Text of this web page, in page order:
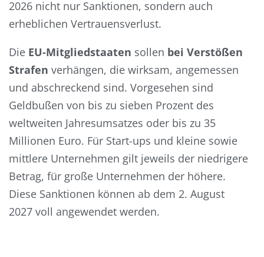
2026 nicht nur Sanktionen, sondern auch
erheblichen Vertrauensverlust.
Die EU-Mitgliedstaaten sollen bei Verstößen
Strafen verhängen, die wirksam, angemessen
und abschreckend sind. Vorgesehen sind
Geldbußen von bis zu sieben Prozent des
weltweiten Jahresumsatzes oder bis zu 35
Millionen Euro. Für Start-ups und kleine sowie
mittlere Unternehmen gilt jeweils der niedrigere
Betrag, für große Unternehmen der höhere.
Diese Sanktionen können ab dem 2. August
2027 voll angewendet werden.